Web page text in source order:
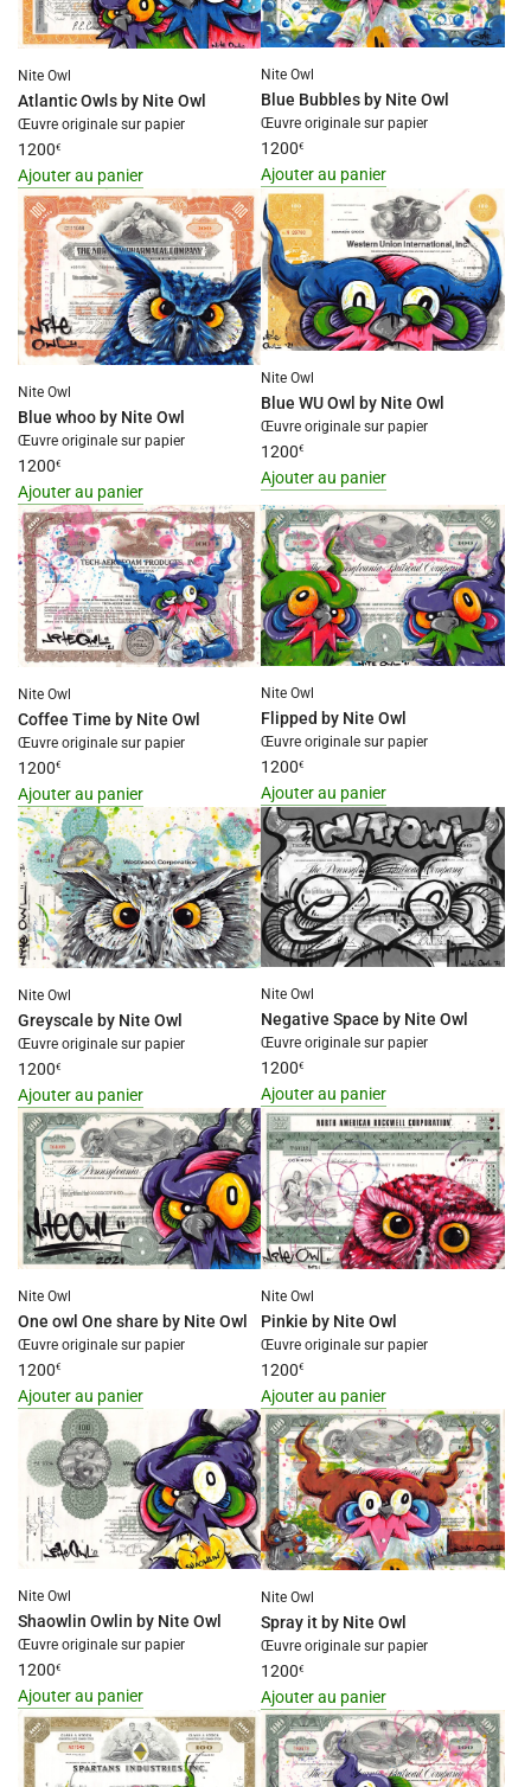
"produit"
for
"Ajouter
{{
produit
}}
au
panier"
for
"Ajouter
{{
produit
}}
au
panier"
Nite Owl
Atlantic Owls by Nite Owl
Œuvre originale sur papier
1200€
Ajouter au panier
I18n
Error:
Missing
interpolation
value
"produit"
for
"Ajouter
{{
produit
}}
au
panier"
Nite Owl
Blue Bubbles by Nite Owl
Œuvre originale sur papier
1200€
Ajouter au panier
I18n
Error:
Missing
interpolation
value
"produit"
for
"Ajouter
{{
produit
}}
au
panier"
Nite Owl
Blue whoo by Nite Owl
Œuvre originale sur papier
1200€
Ajouter au panier
I18n
Error:
Missing
interpolation
value
"produit"
for
"Ajouter
{{
produit
}}
au
panier"
Nite Owl
Blue WU Owl by Nite Owl
Œuvre originale sur papier
1200€
Ajouter au panier
I18n
Error:
Missing
interpolation
value
"produit"
for
"Ajouter
{{
produit
}}
au
panier"
Nite Owl
Coffee Time by Nite Owl
Œuvre originale sur papier
1200€
Ajouter au panier
I18n
Error:
Missing
interpolation
value
"produit"
for
"Ajouter
{{
produit
}}
au
panier"
Nite Owl
Flipped by Nite Owl
Œuvre originale sur papier
1200€
Ajouter au panier
I18n
Error:
Missing
interpolation
value
"produit"
for
"Ajouter
{{
produit
}}
au
panier"
Nite Owl
Greyscale by Nite Owl
Œuvre originale sur papier
1200€
Ajouter au panier
I18n
Error:
Missing
interpolation
value
"produit"
"Ajouter
{{
produit
}}
au
panier"
Nite Owl
Negative Space by Nite Owl
Œuvre originale sur papier
1200€
Ajouter au panier
I18n
Error:
Missing
interpolation
value
"produit"
for
"Ajouter
{{
produit
}}
au
panier"
Nite Owl
One owl One share by Nite Owl
Œuvre originale sur papier
1200€
Ajouter au panier
Error:
Missing
interpolation
value
"produit"
"Ajouter
{{
produit
}}
au
panier"
Nite Owl
Pinkie by Nite Owl
Œuvre originale sur papier
1200€
Ajouter au panier
I18n
Error:
Missing
interpolation
value
"produit"
for
"Ajouter
{{
produit
}}
au
panier"
Nite Owl
Shaowlin Owlin by Nite Owl
Œuvre originale sur papier
1200€
Ajouter au panier
I18n
Error:
Missing
Nite Owl
Spray it by Nite Owl
Œuvre originale sur papier
1200€
Ajouter au panier
I18n
Error:
Missing